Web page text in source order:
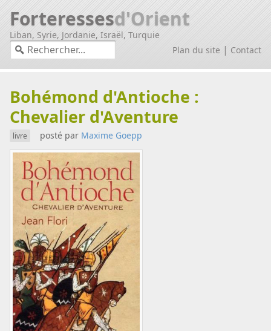
Forteressesd'Orient
Liban, Syrie, Jordanie, Israël, Turquie
Plan du site | Contact
Bohémond d'Antioche :
Chevalier d'Aventure
livre posté par Maxime Goepp